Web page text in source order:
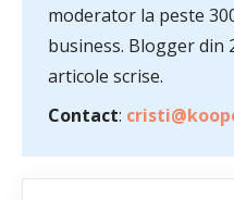
moderator la peste
business. Blogger din
articole scrise.
Contact: